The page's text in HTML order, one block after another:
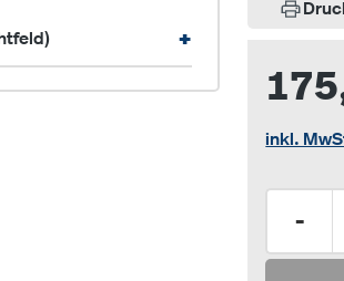
+
inkl.
-